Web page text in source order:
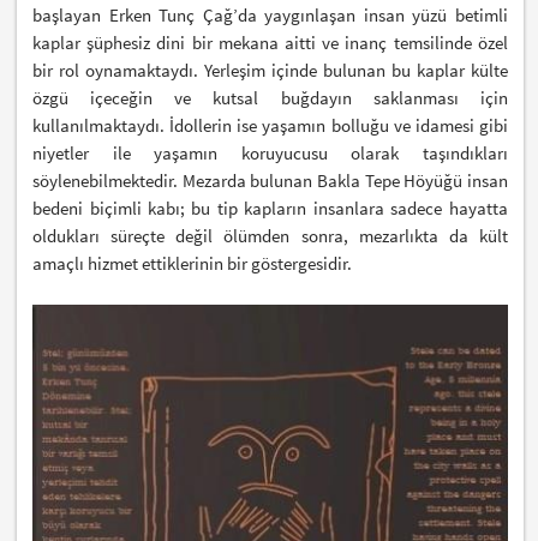
başlayan Erken Tunç Çağ’da yaygınlaşan insan yüzü betimli
kaplar şüphesiz dini bir mekana aitti ve inanç temsilinde özel
bir rol oynamaktaydı. Yerleşim içinde bulunan bu kaplar külte
özgü içeceğin ve kutsal buğdayın saklanması için
kullanılmaktaydı. İdollerin ise yaşamın bolluğu ve idamesi gibi
niyetler ile yaşamın koruyucusu olarak taşındıkları
söylenebilmektedir. Mezarda bulunan Bakla Tepe Höyüğü insan
bedeni biçimli kabı; bu tip kapların insanlara sadece hayatta
oldukları süreçte değil ölümden sonra, mezarlıkta da kült
amaçlı hizmet ettiklerinin bir göstergesidir.